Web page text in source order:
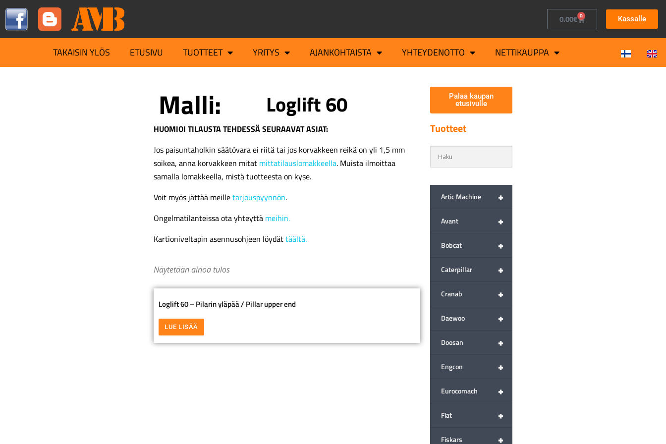
0.00€ 0 Kassalle
TAKAISIN YLÖS ETUSIVU TUOTTEET YRITYS AJANKOHTAISTA YHTEYDENOTTO NETTIKAUPPA
Malli: Loglift 60
HUOMIOI TILAUSTA TEHDESSÄ SEURAAVAT ASIAT:
Jos paisuntaholkin säätövara ei riitä tai jos korvakkeen reikä on yli 1,5 mm
soikea, anna korvakkeen mitat mittatilauslomakkeella. Muista ilmoittaa
samalla lomakkeella, mistä tuotteesta on kyse.
Voit myös jättää meilletarjouspyynnön.
Ongelmatilanteissa ota yhteyttä meihin.
Kartioniveltapin asennusohjeen löydättäältä.
Näytetään ainoa tulos
Loglift 60 – Pilarin yläpää / Pillar upper end
LUE LISÄÄ
Palaa kaupan
etusivulle
Tuotteet
+
Artic Machine
+
Avant
+
Bobcat
+
Caterpillar
+
Cranab
+
Daewoo
+
Doosan
+
Engcon
+
Eurocomach
+
Fiat
+
Fiskars